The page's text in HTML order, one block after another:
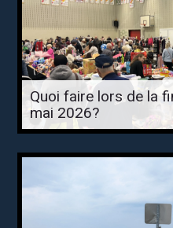
Quoi faire lors de la
mai 2026?